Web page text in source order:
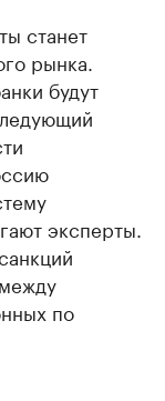
станет
рынка.
будут
эксперты.
по